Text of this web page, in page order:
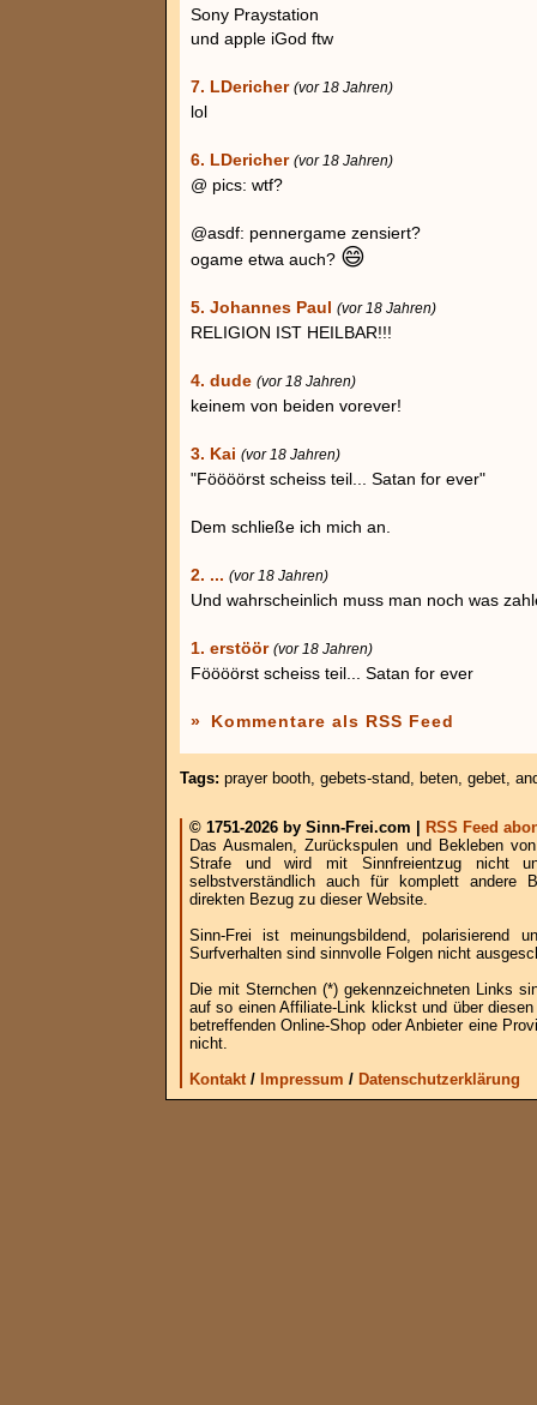
Sony Praystation
und apple iGod ftw
7. LDericher (vor 18 Jahren)
lol
6. LDericher (vor 18 Jahren)
@ pics: wtf?
@asdf: pennergame zensiert?
ogame etwa auch? 😄
5. Johannes Paul (vor 18 Jahren)
RELIGION IST HEILBAR!!!
4. dude (vor 18 Jahren)
keinem von beiden vorever!
3. Kai (vor 18 Jahren)
"Föööörst scheiss teil... Satan for ever"
Dem schließe ich mich an.
2. ... (vor 18 Jahren)
Und wahrscheinlich muss man noch was
1. erstöör (vor 18 Jahren)
Föööörst scheiss teil... Satan for ever
» Kommentare als RSS Feed
Tags: prayer booth, gebets-stand, beten, gebet,
© 1751-2026 by Sinn-Frei.com |
RSS Feed
Das Ausmalen, Zurückspulen und Bekleben
Strafe und wird mit Sinnfreientzug nicht
selbstverständlich auch für komplett andere
direkten Bezug zu dieser Website.
Sinn-Frei ist meinungsbildend, polarisierend
Surfverhalten sind sinnvolle Folgen nicht
Die mit Sternchen (*) gekennzeichneten Links
auf so einen Affiliate-Link klickst und über
betreffenden Online-Shop oder Anbieter eine
nicht.
Kontakt/ Impressum / Datenschutzerklärung